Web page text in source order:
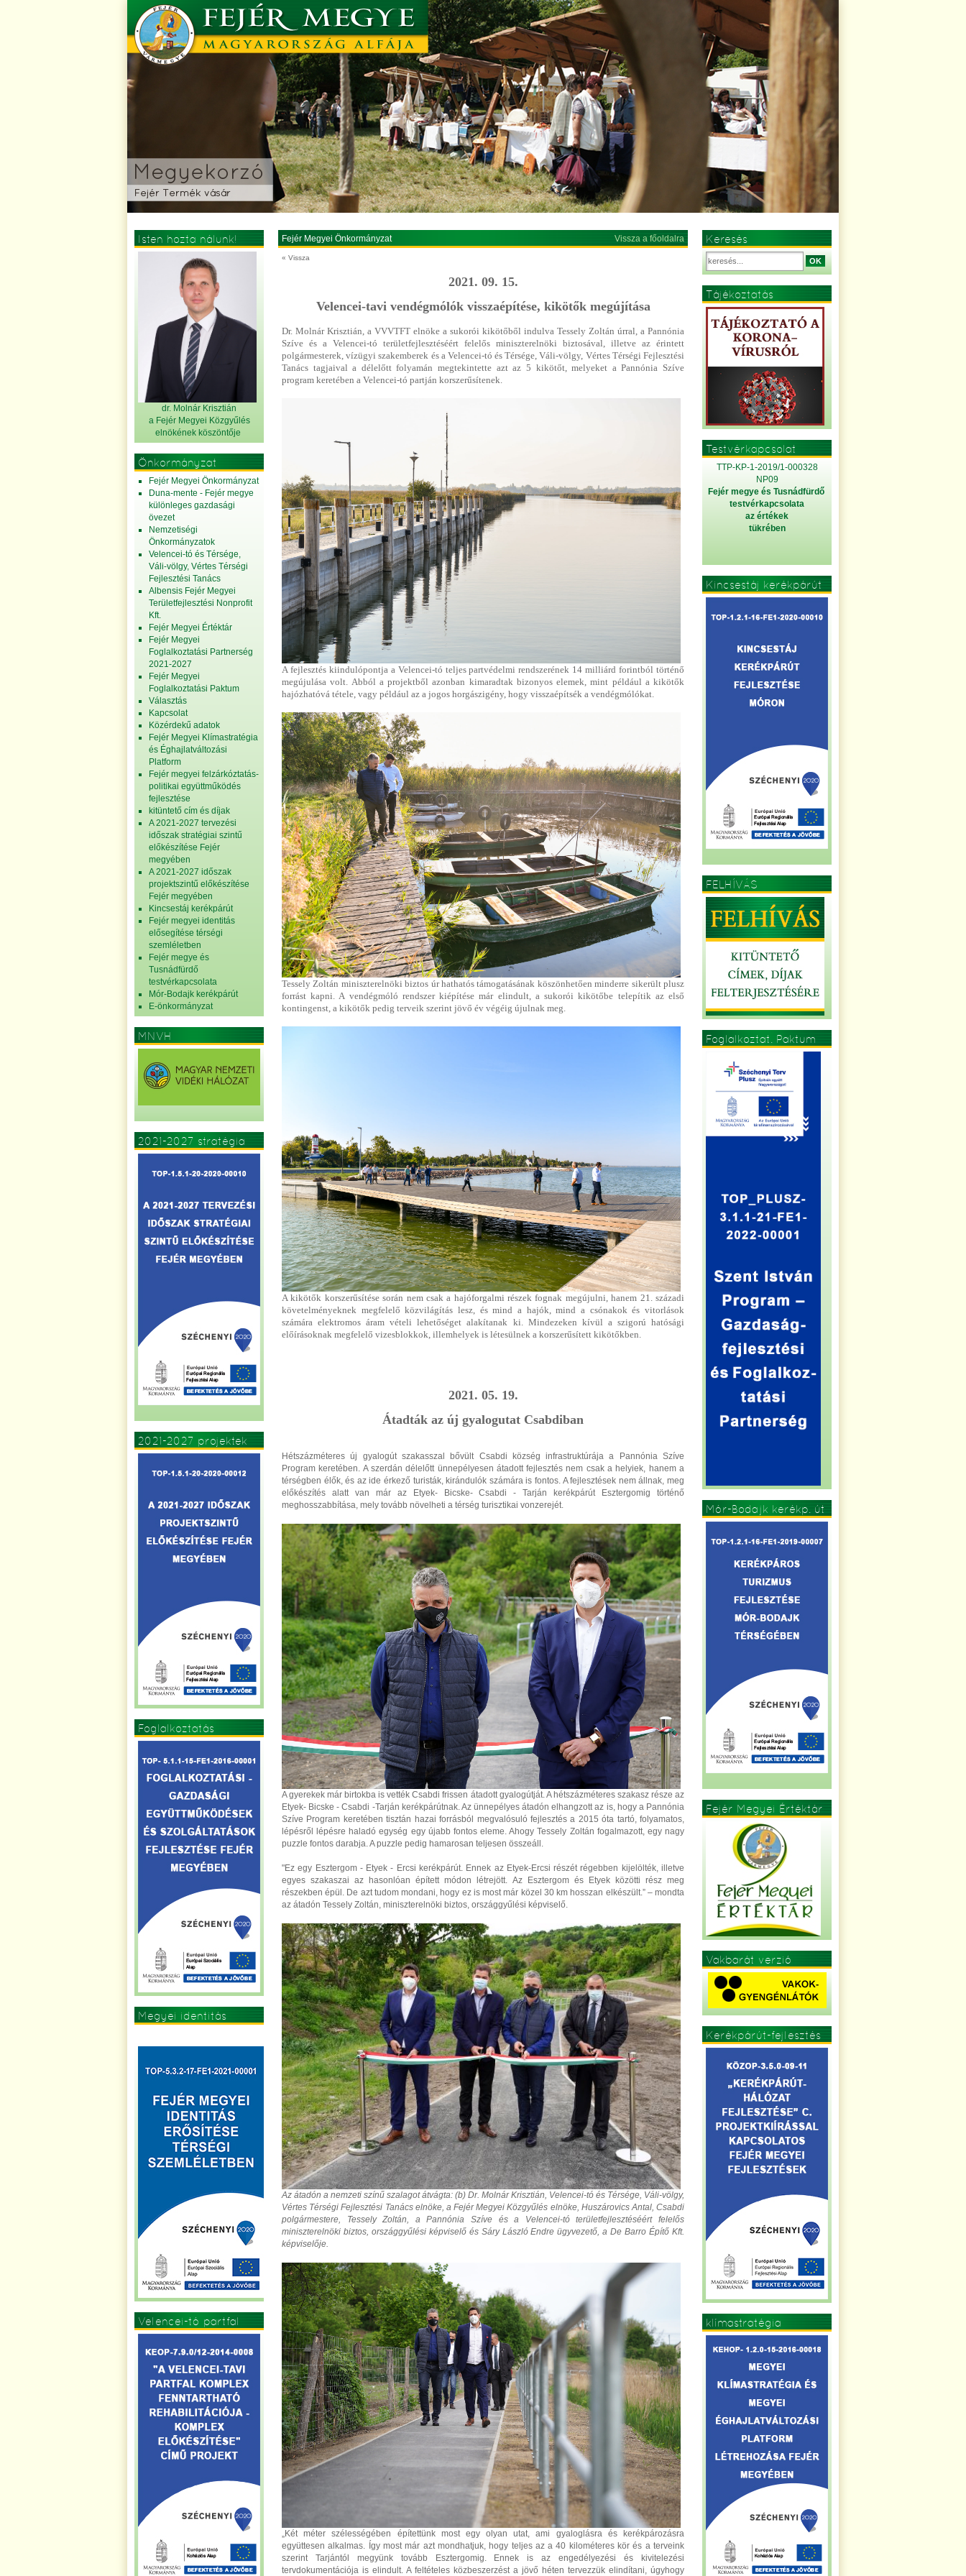
Isten hozta nálunk!
dr. Molnár Krisztián
a Fejér Megyei Közgyűlés
elnökének köszöntője
Önkormányzat
Fejér Megyei Önkormányzat
Duna-mente - Fejér megye
különleges gazdasági
övezet
Nemzetiségi
Önkormányzatok
Velencei-tó és Térsége,
Váli-völgy, Vértes Térségi
Fejlesztési Tanács
Albensis Fejér Megyei
Területfejlesztési Nonprofit
Kft.
Fejér Megyei Értéktár
Fejér Megyei
Foglalkoztatási Partnerség
2021-2027
Fejér Megyei
Foglalkoztatási Paktum
Választás
Kapcsolat
Közérdekű adatok
Fejér Megyei Klímastratégia
és Éghajlatváltozási
Platform
Fejér megyei felzárkóztatás-
politikai együttműködés
fejlesztése
kitüntető cím és díjak
A 2021-2027 tervezési
időszak stratégiai szintű
előkészítése Fejér
megyében
A 2021-2027 időszak
projektszintű előkészítése
Fejér megyében
Kincsestáj kerékpárút
Fejér megyei identitás
elősegítése térségi
szemléletben
Fejér megye és
Tusnádfürdő
testvérkapcsolata
Mór-Bodajk kerékpárút
E-önkormányzat
MNVH
2021-2027 stratégia
2021-2027 projektek
Foglalkoztatás
Megyei identitás
Velencei-tó partfal
Fejér Megyei Önkormányzat Vissza a főoldalra
« Vissza
2021. 09. 15.
Velencei-tavi vendégmólók visszaépítése, kikötők megújítása
Dr. Molnár Krisztián, a VVVTFT elnöke a sukorói kikötőből indulva Tessely Zoltán úrral, a Pannónia
Szíve és a Velencei-tó területfejlesztéséért felelős miniszterelnöki biztosával, illetve az érintett
polgármesterek, vízügyi szakemberek és a Velencei-tó és Térsége, Váli-völgy, Vértes Térségi Fejlesztési
Tanács tagjaival a délelőtt folyamán megtekintette azt az 5 kikötőt, melyeket a Pannónia Szíve
program keretében a Velencei-tó partján korszerűsítenek.
A fejlesztés kiindulópontja a Velencei-tó teljes partvédelmi rendszerének 14 milliárd forintból történő
megújulása volt. Abból a projektből azonban kimaradtak bizonyos elemek, mint például a kikötők
hajózhatóvá tétele, vagy például az a jogos horgászigény, hogy visszaépítsék a vendégmólókat.
Tessely Zoltán miniszterelnöki biztos úr hathatós támogatásának köszönhetően minderre sikerült plusz
forrást kapni. A vendégmóló rendszer kiépítése már elindult, a sukorói kikötőbe telepítik az első
kontingenst, a kikötők pedig terveik szerint jövő év végéig újulnak meg.
A kikötők korszerűsítése során nem csak a hajóforgalmi részek fognak megújulni, hanem 21. századi
követelményeknek megfelelő közvilágítás lesz, és mind a hajók, mind a csónakok és vitorlások
számára elektromos áram vételi lehetőséget alakítanak ki. Mindezeken kívül a szigorú hatósági
előírásoknak megfelelő vizesblokkok, illemhelyek is létesülnek a korszerűsített kikötőkben.
2021. 05. 19.
Átadták az új gyalogutat Csabdiban
Hétszázméteres új gyalogút szakasszal bővült Csabdi község infrastruktúrája a Pannónia Szíve
Program keretében. A szerdán délelőtt ünnepélyesen átadott fejlesztés nem csak a helyiek, hanem a
térségben élők, és az ide érkező turisták, kirándulók számára is fontos. A fejlesztések nem állnak, meg
előkészítés alatt van már az Etyek- Bicske- Csabdi - Tarján kerékpárút Esztergomig történő
meghosszabbítása, mely tovább növelheti a térség turisztikai vonzerejét.
A gyerekek már birtokba is vették Csabdi frissen átadott gyalogútját. A hétszázméteres szakasz része az
Etyek- Bicske - Csabdi -Tarján kerékpárútnak. Az ünnepélyes átadón elhangzott az is, hogy a Pannónia
Szíve Program keretében tisztán hazai forrásból megvalósuló fejlesztés a 2015 óta tartó, folyamatos,
lépésről lépésre haladó egység egy újabb fontos eleme. Ahogy Tessely Zoltán fogalmazott, egy nagy
puzzle fontos darabja. A puzzle pedig hamarosan teljesen összeáll.
"Ez egy Esztergom - Etyek - Ercsi kerékpárút. Ennek az Etyek-Ercsi részét régebben kijelölték, illetve
egyes szakaszai az hasonlóan épített módon létrejött. Az Esztergom és Etyek közötti rész meg
részekben épül. De azt tudom mondani, hogy ez is most már közel 30 km hosszan elkészült.” – mondta
az átadón Tessely Zoltán, miniszterelnöki biztos, országgyűlési képviselő.
Az átadón a nemzeti színű szalagot átvágta: (b) Dr. Molnár Krisztián, Velencei-tó és Térsége, Váli-völgy,
Vértes Térségi Fejlesztési Tanács elnöke, a Fejér Megyei Közgyűlés elnöke, Huszárovics Antal, Csabdi
polgármestere, Tessely Zoltán, a Pannónia Szíve és a Velencei-tó területfejlesztéséért felelős
miniszterelnöki biztos, országgyűlési képviselő és Sáry László Endre ügyvezető, a De Barro Építő Kft.
képviselője.
„Két méter szélességében építettünk most egy olyan utat, ami gyaloglásra és kerékpározásra
együttesen alkalmas. Így most már azt mondhatjuk, hogy teljes az a 40 kilométeres kör és a terveink
szerint Tarjántól megyünk tovább Esztergomig. Ennek is az engedélyezési és kivitelezési
tervdokumentációja is elindult. A feltételes közbeszerzést a jövő héten tervezzük elindítani, úgyhogy
Keresés
OK
Tájékoztatás
Testvérkapcsolat
TTP-KP-1-2019/1-000328
NP09
Fejér megye és Tusnádfürdő
testvérkapcsolata
az értékek
tükrében
Kincsestáj kerékpárút
FELHÍVÁS
Foglalkoztat. Paktum
Mór-Bodajk kerékp. út
Fejér Megyei Értéktár
Vakbarát verzió
Kerékpárút-fejlesztés
klímastratégia